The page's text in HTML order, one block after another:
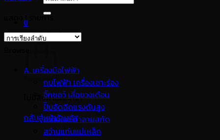
0
ตะกร้าสินค้า
ไม่มีสินค้าในตะกร้า
กลับสู่หน้าร้านค้า
แสดง 1 รายการ
A. เครื่องมือไฟฟ้า
กบไฟฟ้า เครื่องเซาะร่อง
จิ๊กซอว์ เลื่อยวงเดือน
ปั๊มอัดฉีดแรงดันสูง
สว่านเจาะทำลายสกัด
สว่านแท่นแม่เหล็ก